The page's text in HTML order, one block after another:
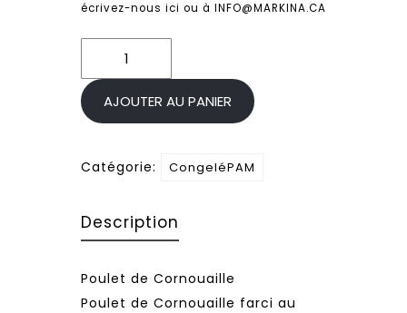
écrivez-nous ici ou à INFO@MARKINA.CA
quantité
de
Poulet
de
AJOUTER AU PANIER
Catégorie: CongeléPAM
Description
Poulet de Cornouaille
Poulet de Cornouaille farci au